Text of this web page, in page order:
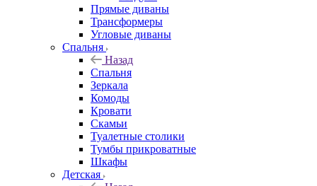
Прямые диваны
Трансформеры
Угловые диваны
Спальня
Назад
Спальня
Зеркала
Комоды
Кровати
Скамьи
Туалетные столики
Тумбы прикроватные
Шкафы
Детская